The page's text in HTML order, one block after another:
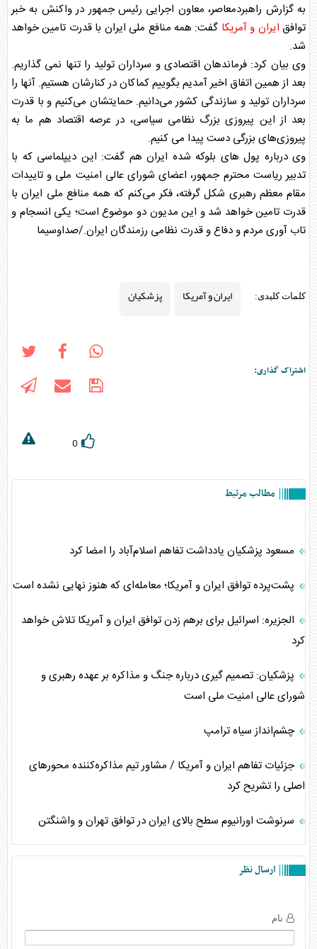
به گزارش راهبردمعاصر، معاون اجرایی رئیس جمهور در واکنش به خبر
توافق ایران و آمریکا گفت: همه منافع ملی ایران با قدرت تامین خواهد
شد.
وی بیان کرد: فرماندهان اقتصادی و سرداران تولید را تنها نمی گذاریم.
بعد از همین اتفاق اخیر آمدیم بگوییم کماکان در کنارشان هستیم. آنها را
سرداران تولید و سازندگی کشور می‌دانیم. حمایتشان می‌کنیم و با قدرت
بعد از این پیروزی بزرگ نظامی سیاسی، در عرصه اقتصاد هم ما به
پیروزی‌های بزرگی دست پیدا می کنیم.
وی درباره پول های بلوکه شده ایران هم گفت: این دیپلماسی که با
تدبیر ریاست محترم جمهور، اعضای شورای عالی امنیت ملی و تاییدات
مقام معظم رهبری شکل گرفته، فکر می‌کنم که همه منافع ملی ایران با
قدرت تامین خواهد شد و این مدیون دو موضوع است؛ یکی انسجام و
تاب آوری مردم و دفاع و قدرت نظامی رزمندگان ایران./صداوسیما
کلمات کلیدی: ایران و آمریکا پزشکیان
اشتراک گذاری:
0
مطالب مرتبط
مسعود پزشکیان یادداشت تفاهم اسلام‌آباد را امضا کرد
پشت‌پرده توافق ایران و آمریکا؛ معامله‌ای که هنوز نهایی نشده است
الجزیره: اسرائیل برای برهم زدن توافق ایران و آمریکا تلاش خواهد
کرد
پزشکیان: تصمیم گیری درباره جنگ و مذاکره بر عهده رهبری و
شورای عالی امنیت ملی است
چشم‌انداز سیاه ترامپ
جزئیات تفاهم ایران و آمریکا / مشاور تیم مذاکره‌کننده محورهای
اصلی را تشریح کرد
سرنوشت اورانیوم سطح بالای ایران در توافق تهران و واشنگتن
ارسال نظر
نام